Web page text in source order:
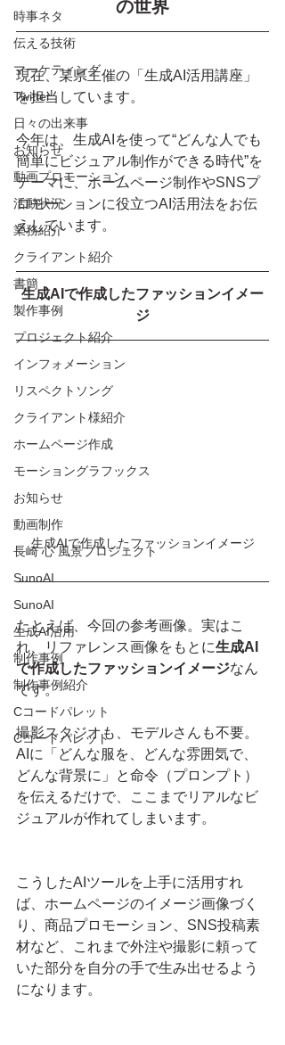
時事ネタ
伝える技術
マーケティング
Twitter
日々の出来事
お知らせ
動画プロモーション
活動状況
業務紹介
クライアント紹介
書簡
製作事例
プロジェクト紹介
インフォメーション
リスペクトソング
クライアント様紹介
ホームページ作成
モーショングラフックス
お知らせ
動画制作
長崎 心 風景プロジェクト
SunoAI
SunoAI
生成AI活用
制作事例
制作事例紹介
Cコードパレット
Cコードパレット
の世界
現在、某県主催の「生成AI活用講座」
を担当しています。
今年は、生成AIを使って“どんな人でも
簡単にビジュアル制作ができる時代”を
テーマに、ホームページ制作やSNSプ
ロモーションに役立つAI活用法をお伝
えしています。
生成AIで作成したファッションイメー
ジ
生成AIで作成したファッションイメージ
たとえば、今回の参考画像。実はこ
れ、リファレンス画像をもとに生成AI
で作成したファッションイメージなん
です。
撮影スタジオも、モデルさんも不要。
AIに「どんな服を、どんな雰囲気で、
どんな背景に」と命令（プロンプト）
を伝えるだけで、ここまでリアルなビ
ジュアルが作れてしまいます。
こうしたAIツールを上手に活用すれ
ば、ホームページのイメージ画像づく
り、商品プロモーション、SNS投稿素
材など、これまで外注や撮影に頼って
いた部分を自分の手で生み出せるよう
になります。